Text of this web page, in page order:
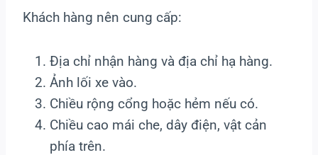
Khách hàng nên cung cấp:
Địa chỉ nhận hàng và địa chỉ hạ hàng.
Ảnh lối xe vào.
Chiều rộng cổng hoặc hẻm nếu có.
Chiều cao mái che, dây điện, vật cản
phía trên.